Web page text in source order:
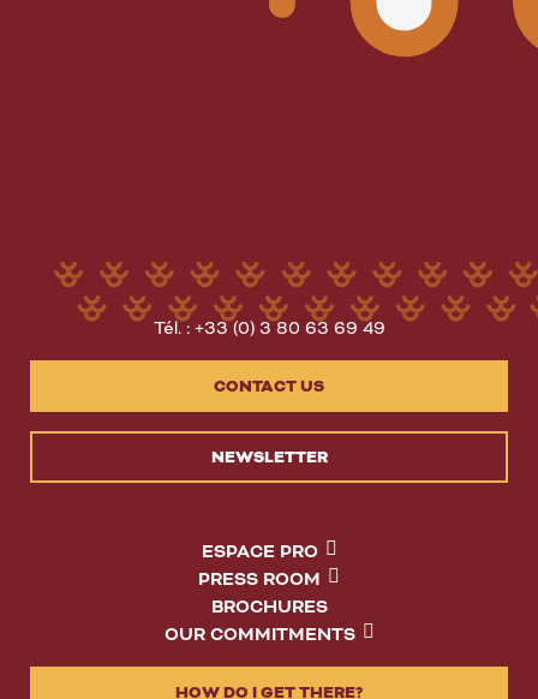
Tél. : +33 (0) 3 80 63 69 49
CONTACT US
NEWSLETTER
ESPACE PRO
PRESS ROOM
BROCHURES
OUR COMMITMENTS
HOW DO I GET THERE?